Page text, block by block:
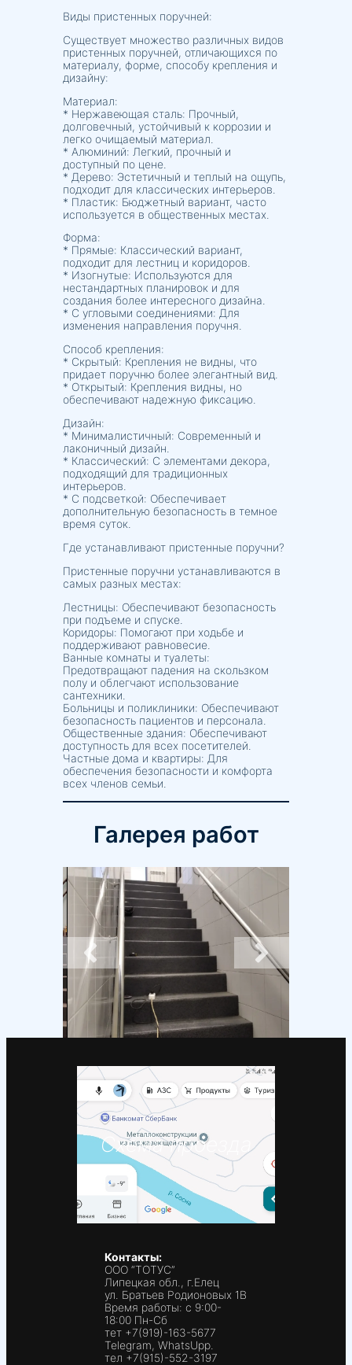
Виды пристенных поручней:
Существует множество различных видов
пристенных поручней, отличающихся по
материалу, форме, способу крепления и
дизайну:
Материал:
* Нержавеющая сталь: Прочный,
долговечный, устойчивый к коррозии и
легко очищаемый материал.
* Алюминий: Легкий, прочный и
доступный по цене.
* Дерево: Эстетичный и теплый на ощупь,
подходит для классических интерьеров.
* Пластик: Бюджетный вариант, часто
используется в общественных местах.
Форма:
* Прямые: Классический вариант,
подходит для лестниц и коридоров.
* Изогнутые: Используются для
нестандартных планировок и для
создания более интересного дизайна.
* С угловыми соединениями: Для
изменения направления поручня.
Способ крепления:
* Скрытый: Крепления не видны, что
придает поручню более элегантный вид.
* Открытый: Крепления видны, но
обеспечивают надежную фиксацию.
Дизайн:
* Минималистичный: Современный и
лаконичный дизайн.
* Классический: С элементами декора,
подходящий для традиционных
интерьеров.
* С подсветкой: Обеспечивает
дополнительную безопасность в темное
время суток.
Где устанавливают пристенные поручни?
Пристенные поручни устанавливаются в
самых разных местах:
Лестницы: Обеспечивают безопасность
при подъеме и спуске.
Коридоры: Помогают при ходьбе и
поддерживают равновесие.
Ванные комнаты и туалеты:
Предотвращают падения на скользком
полу и облегчают использование
сантехники.
Больницы и поликлиники: Обеспечивают
безопасность пациентов и персонала.
Общественные здания: Обеспечивают
доступность для всех посетителей.
Частные дома и квартиры: Для
обеспечения безопасности и комфорта
всех членов семьи.
Галерея работ
Схема проезда
Контакты:
ООО “ТОТУС”
Липецкая обл., г.Елец
ул. Братьев Родионовых 1В
Время работы: с 9:00-
18:00 Пн-Сб
тет +7(919)-163-5677
Telegram, WhatsUpp.
тел +7(915)-552-3197